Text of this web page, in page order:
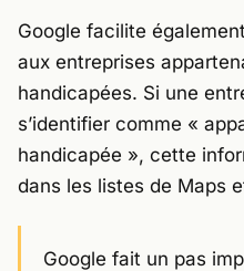
Google facilite
aux entreprises
handicapées. Si une
s’identifier comme «
handicapée », cette
dans les listes de Maps
Google fait un pas